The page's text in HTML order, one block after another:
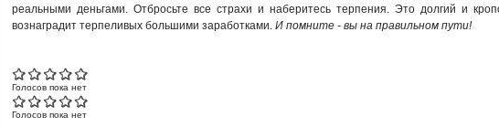
реальными деньгами. Отбросьте все страхи и наберитесь терпения. Это долгий и
вознаградит терпеливых большими заработками. И помните - вы на правильном пути!
Голосов пока нет
Голосов пока нет